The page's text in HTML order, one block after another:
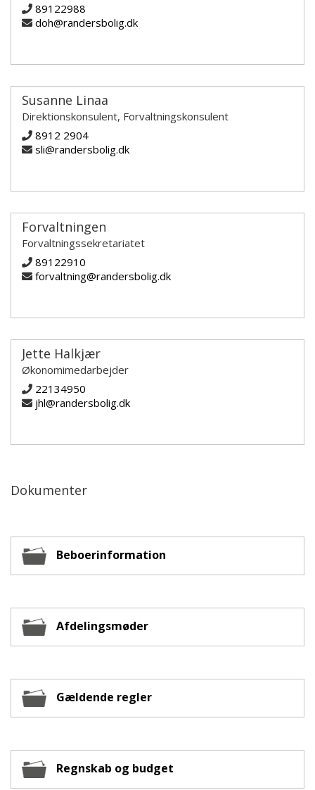
89122988
doh@randersbolig.dk
Susanne Linaa
Direktionskonsulent, Forvaltningskonsulent
8912 2904
sli@randersbolig.dk
Forvaltningen
Forvaltningssekretariatet
89122910
forvaltning@randersbolig.dk
Jette Halkjær
Økonomimedarbejder
22134950
jhl@randersbolig.dk
Dokumenter
Beboerinformation
Afdelingsmøder
Gældende regler
Regnskab og budget